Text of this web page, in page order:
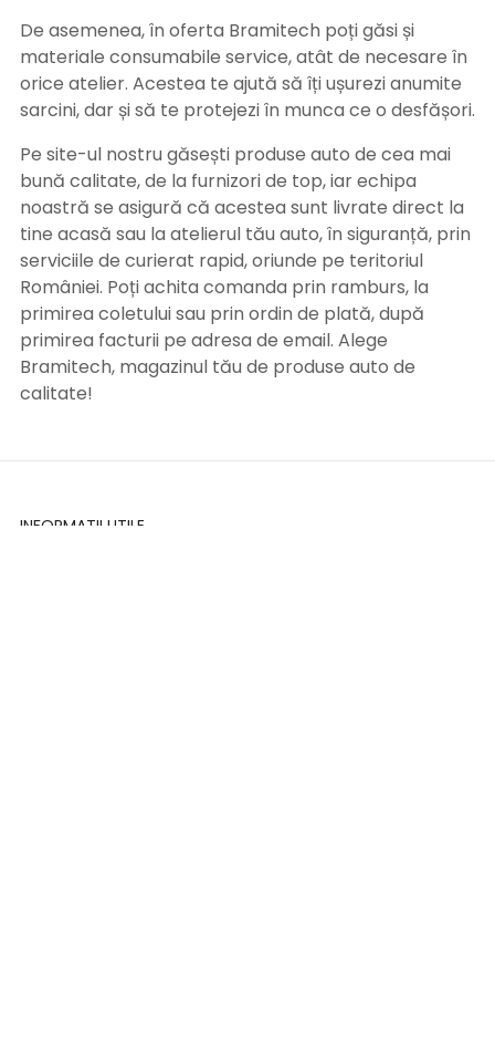
De asemenea, în oferta Bramitech poți găsi și
materiale consumabile service, atât de necesare în
orice atelier. Acestea te ajută să îți ușurezi anumite
sarcini, dar și să te protejezi în munca ce o desfășori.
Pe site-ul nostru găsești produse auto de cea mai
bună calitate, de la furnizori de top, iar echipa
noastră se asigură că acestea sunt livrate direct la
tine acasă sau la atelierul tău auto, în siguranță, prin
serviciile de curierat rapid, oriunde pe teritoriul
României. Poți achita comanda prin ramburs, la
primirea coletului sau prin ordin de plată, după
primirea facturii pe adresa de email. Alege
Bramitech, magazinul tău de produse auto de
calitate!
INFORMATII UTILE